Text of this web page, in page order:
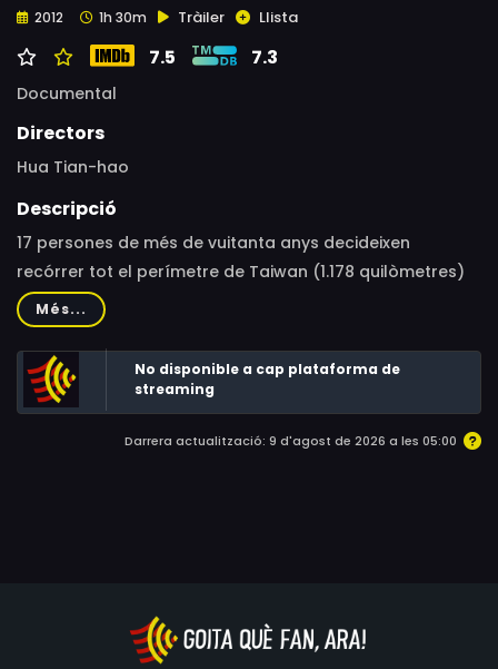
2012 1h 30m Tràiler Llista
7.5 7.3
Documental
Directors
Hua Tian-hao
Descripció
17 persones de més de vuitanta anys decideixen
recórrer tot el perímetre de Taiwan (1.178 quilòmetres)
en moto. Hua Tien-hao segueix aquest grup de “Don
Quixots” durant tretze dies.
Més...
No disponible a cap plataforma de
streaming
Darrera actualització: 9 d'agost de 2026 a les 05:00